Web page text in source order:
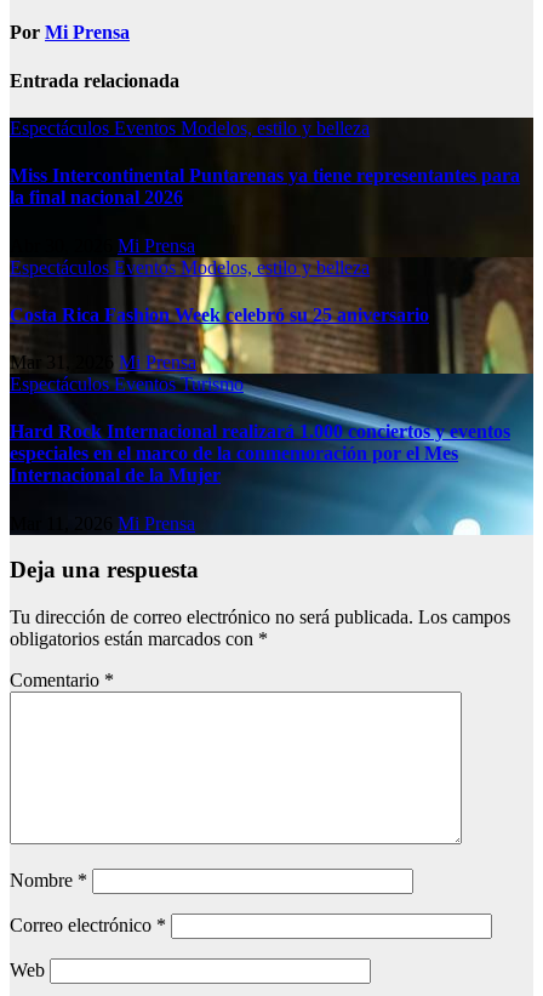
Por Mi Prensa
Entrada relacionada
Espectáculos Eventos Modelos, estilo y belleza
Miss Intercontinental Puntarenas ya tiene representantes para
la final nacional 2026
Mi Prensa
Espectáculos Eventos Modelos, estilo y belleza
Costa Rica Fashion Week celebró su 25 aniversario
Mar 31, 2026 Mi Prensa
Espectáculos EventosTurismo
Hard Rock Internacional realizará 1.000 conciertos y eventos
especiales en el marco de la conmemoración por el Mes
Internacional de la Mujer
Mar 11, 2026 Mi Prensa
Deja una respuesta
Tu dirección de correo electrónico no será publicada. Los campos
obligatorios están marcados con *
Comentario *
Nombre *
Correo electrónico *
Web